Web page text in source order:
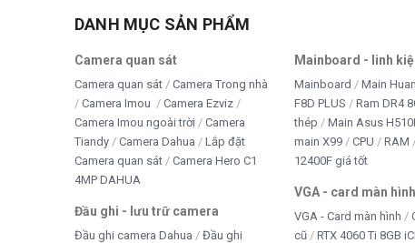
DANH MỤC SẢN PHẨM
Camera quan sát
Camera quan sát
Camera Trong nhà
Camera Imou
Camera Ezviz
Camera Imou ngoài trời
Camera
Tiandy
Camera Dahua
Lắp đặt
Camera quan sát
Camera Hero C1
4MP DAHUA
Đầu ghi - lưu trữ camera
Đầu ghi camera Dahua
Đầu ghi
Mainboard - linh
Mainboard
Main
F8D PLUS
Ram DR4
thép
Main Asus
main X99
CPU RAM
12400F giá tốt
VGA - card màn hình
VGA - Card màn hình
cũ
RTX 4060 Ti 8GB